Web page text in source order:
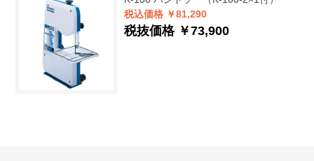
税込価格 ￥81,290
税抜価格 ￥73,900